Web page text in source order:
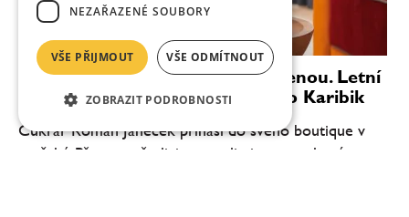
Věnečky Janeček zvou na dovolenou. Letní
novinka Piña Colada chutná jako Karibik
Cukrář Roman Janeček přináší do svého boutique v
pražské Pštrossově ulici novou limitovanou letní
NEZAŘAZENÉ SOUBORY
VŠE PŘIJMOUT VŠE ODMÍTNOUT
ZOBRAZIT PODROBNOSTI